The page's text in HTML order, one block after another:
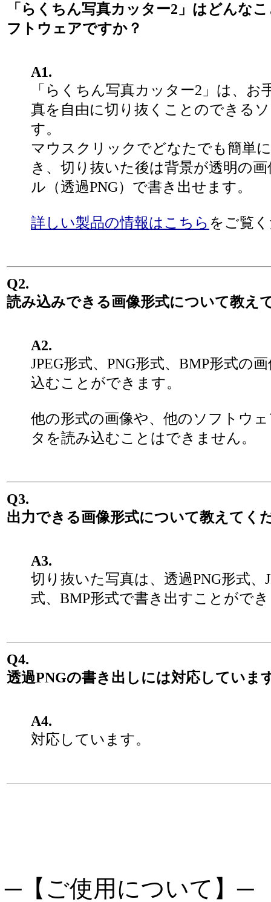
「らくちん写真カッター2」はどんな
フトウェアですか？
A1.
「らくちん写真カッター2」は、お
真を自由に切り抜くことのできる
す。
マウスクリックでどなたでも簡単
き、切り抜いた後は背景が透明の
ル（透過PNG）で書き出せます。
詳しい製品の情報はこちら をご覧
Q2.
読み込みできる画像形式について教え
A2.
JPEG形式、PNG形式、BMP形式の
込むことができます。
他の形式の画像や、他のソフトウ
タを読み込むことはできません。
Q3.
出力できる画像形式について教えてく
A3.
切り抜いた写真は、透過PNG形式、
式、BMP形式で書き出すことがで
Q4.
透過PNGの書き出しには対応していま
A4.
対応しています。
─【ご使用について】─